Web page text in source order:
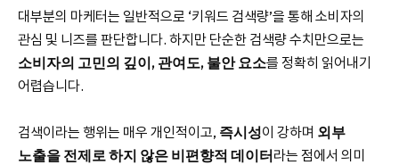
대부분의 마케터는 일반적으로 ‘키워드 검색량’을 통해 소비자의
관심 및 니즈를 판단합니다. 하지만 단순한 검색량 수치만으로는
소비자의 고민의 깊이, 관여도, 불안 요소를 정확히 읽어내기
어렵습니다.
검색이라는 행위는 매우 개인적이고, 즉시성이 강하며 외부
노출을 전제로 하지 않은 비편향적 데이터라는 점에서 의미